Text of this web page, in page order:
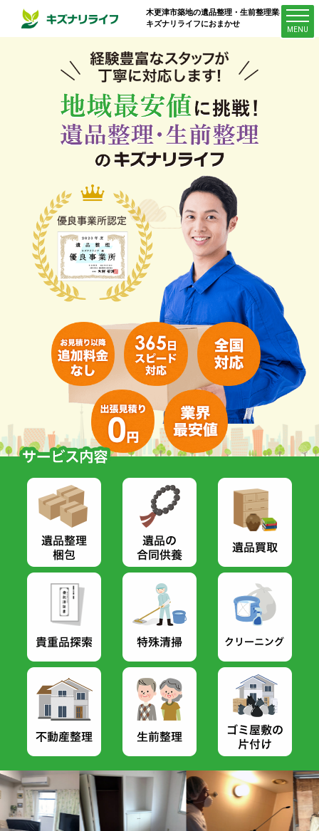
木更津市築地の遺品整理・生前整理業者は
キズナリライフにおまかせ